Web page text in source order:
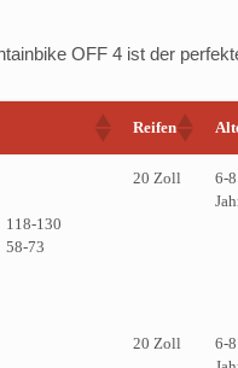
OFF 4 ist der
Reifen
118-130
58-73
20 Zoll
6-8
20 Zoll
6-8